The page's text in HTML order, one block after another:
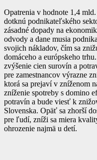
Opatrenia v hodnote 1,4
dotknú podnikateľského
zásadné dopady na
odvody a dane musia
svojich nákladov, čím sa
domáceho a európskeho
zvýšenie cien surovín a
pre zamestnancov výrazne
ktorá sa prejaví v zníženom
zníženie spotreby s domino
potravín a bude viesť k
Slovenska. Opäť sa zhorší
pre ľudí, zníži sa miera
ohrozenie najmä u detí.